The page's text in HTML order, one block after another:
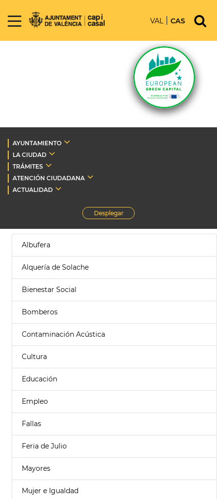
VAL CAS
AYUNTAMIENTO
LA CIUDAD
TRÁMITES
ATENCIÓN CIUDADANA
ACTUALIDAD
Desplegar
Albufera
Alquería de Solache
Bienestar Social
Bomberos
Contaminación Acústica
Cultura
Educación
Empleo
Fallas
Feria de Julio
Mayores
Mujer e Igualdad